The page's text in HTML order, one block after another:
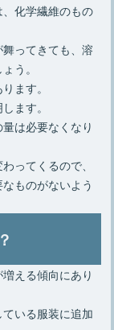
化学繊維のもの
ってきても、溶
う。
ます。
ます。
は必要なくなり
ってくるので、
ものがないよう
える傾向にあり
いる服装に追加